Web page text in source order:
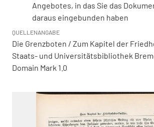
Angebotes, in das Sie das
daraus eingebunden haben
QUELLENANGABE
Die Grenzboten / Zum Kapitel der
Staats- und Universitätsbibliothek
Domain Mark 1.0